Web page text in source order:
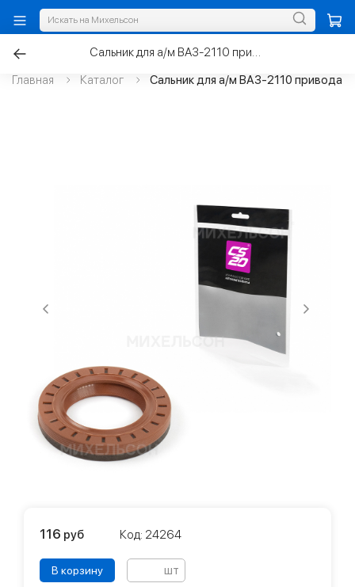
Главная Каталог Сальник для а/м ВАЗ-2110 привода
116 руб Код: 24264
В корзину шт